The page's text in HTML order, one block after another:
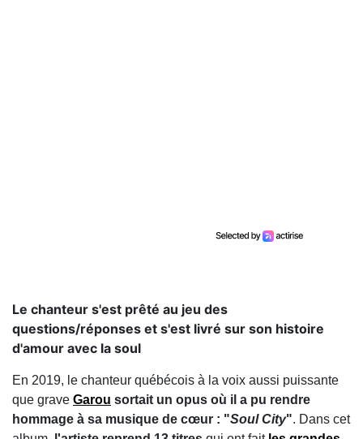
Le chanteur s'est prêté au jeu des
questions/réponses et s'est livré sur son histoire
d'amour avec la soul
En 2019, le chanteur québécois à la voix aussi puissante
que grave Garou sortait un opus où il a pu rendre
hommage à sa musique de cœur : "Soul City". Dans cet